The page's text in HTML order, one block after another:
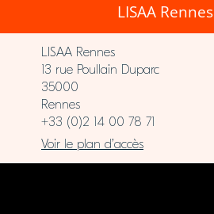
LISAA Rennes
LISAA Rennes
13 rue Poullain Duparc
35000
Rennes
+33 (0)2 14 00 78 71
Voir le plan d’accès